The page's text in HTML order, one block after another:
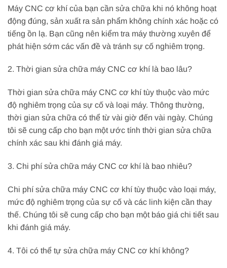
Máy CNC cơ khí của bạn cần sửa chữa khi nó không hoạt
động đúng, sản xuất ra sản phẩm không chính xác hoặc có
tiếng ồn lạ. Bạn cũng nên kiểm tra máy thường xuyên để
phát hiện sớm các vấn đề và tránh sự cố nghiêm trọng.
2. Thời gian sửa chữa máy CNC cơ khí là bao lâu?
Thời gian sửa chữa máy CNC cơ khí tùy thuộc vào mức
độ nghiêm trọng của sự cố và loại máy. Thông thường,
thời gian sửa chữa có thể từ vài giờ đến vài ngày. Chúng
tôi sẽ cung cấp cho bạn một ước tính thời gian sửa chữa
chính xác sau khi đánh giá máy.
3. Chi phí sửa chữa máy CNC cơ khí là bao nhiêu?
Chi phí sửa chữa máy CNC cơ khí tùy thuộc vào loại máy,
mức độ nghiêm trọng của sự cố và các linh kiện cần thay
thế. Chúng tôi sẽ cung cấp cho bạn một báo giá chi tiết sau
khi đánh giá máy.
4. Tôi có thể tự sửa chữa máy CNC cơ khí không?